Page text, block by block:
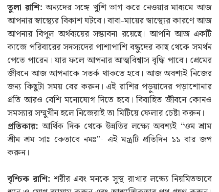
তুলা রাশি: অন্যদের সঙ্গে খুশি ভাগ করে নেওয়ার মাধ্যমে আজ
আপনার স্বাস্থ্যের বিকাশ ঘটবে। বাবা-মায়ের স্বাস্থ্যের কারণে আজ
আপনার বিপুল অর্থব্যয়ের সম্ভাবনা রয়েছে। আপনি আজ একটি
কাজে পরিবারের সদস্যদের পাশাপাশি বন্ধুদের কাছ থেকে সমর্থন
পেতে পারেন। যার ফলে আপনার আত্মবিশ্বাস বৃদ্ধি পাবে। প্রেমের
জীবনে আজ আপনাকে সতর্ক থাকতে হবে। আজ অবশ্যই নিজের
জন্য কিছুটা সময় বের করুন। এই রাশির পড়ুয়াদের পড়াশোনার
প্রতি আরও বেশি মনোযোগ দিতে হবে। বিবাহিত জীবনে কোনও
সমস্যার সম্মুখীন হলে নিজেরাই তা মিটিয়ে ফেলার চেষ্টা করুন।
প্রতিকার: আর্থিক দিক থেকে উন্নতির লক্ষ্যে অবশ্যই “ওম শ্রাম
শ্রীম শ্রম সাঃ কেতাবে নমঃ”- এই মন্ত্রটি প্রতিদিন ১১ বার জপ
করুন।
বৃশ্চিক রাশি: শরীর এবং মনকে সুস্থ রাখার লক্ষ্যে নিয়মিতভাবে